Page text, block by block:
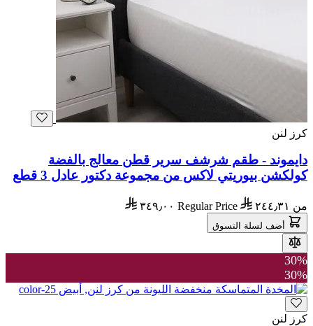
كرز لنن
دايموند - طقم شرشف سرير قطن معالج بالفضة
كولكشن بيوريتي لاكس من مجموعة دكتور عادل 3 قطع
من ٢٤٤٫٣١ Regular Price ٣٤٩٫٠٠
أضف لسلة التسوق
30%
30%
كرز لنن